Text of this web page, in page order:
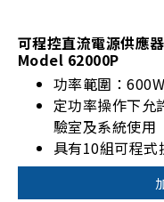
可程控直流電源供應器
Model 62000P
功率範圍：
定功率操作下允
驗室及系統使用
具有10組可程
bit TTL訊號輸
電腦圖形化操作